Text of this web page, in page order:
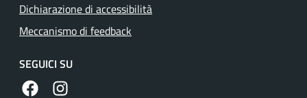
Dichiarazione di accessibilità
Meccanismo di feedback
SEGUICI SU
https://www.facebook.com/comunedilanuvio/